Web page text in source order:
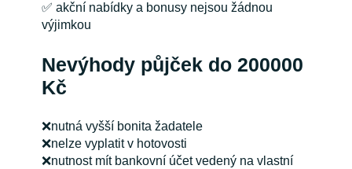
✅ akční nabídky a bonusy nejsou žádnou
výjimkou
Nevýhody půjček do 200000
Kč
❌nutná vyšší bonita žadatele
❌nelze vyplatit v hotovosti
❌nutnost mít bankovní účet vedený na vlastní